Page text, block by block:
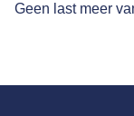
Geen last meer